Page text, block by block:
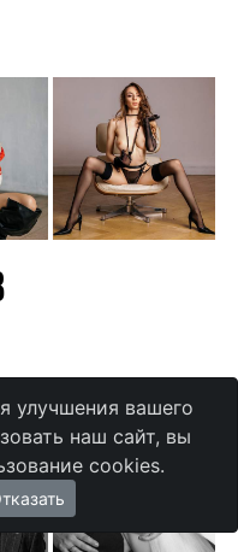
улучшения вашего
наш сайт, вы
cookies.